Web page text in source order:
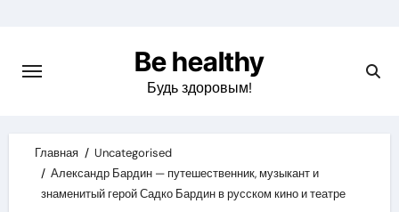
content
Be healthy
Будь здоровым!
Главная
Uncategorised
Александр Бардин — путешественник, музыкант и
знаменитый герой Садко Бардин в русском кино и театре